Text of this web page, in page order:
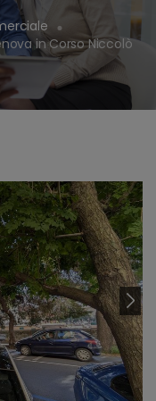
in Corso Niccolò